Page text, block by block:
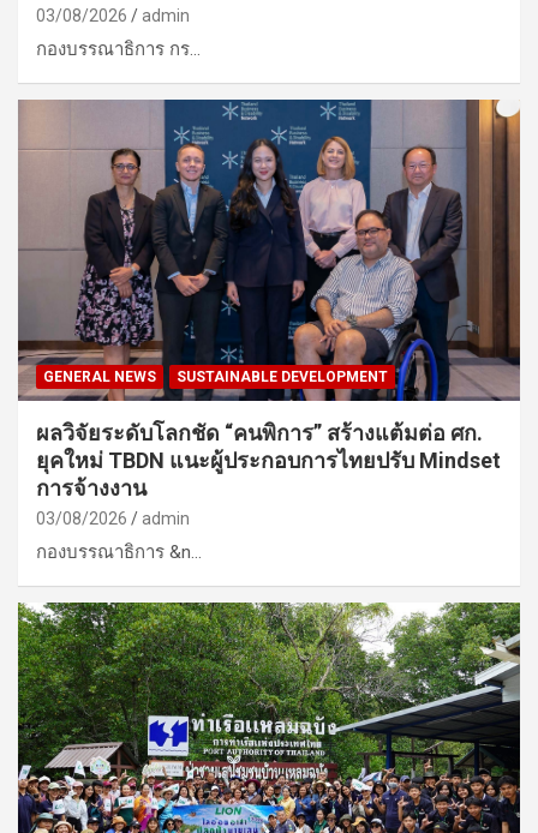
03/08/2026 admin
กองบรรณาธิการ กร…
GENERAL NEWS SUSTAINABLE DEVELOPMENT
ผลวิจัยระดับโลกชัด “คนพิการ” สร้างแต้มต่อ ศก.
ยุคใหม่ TBDN แนะผู้ประกอบการไทยปรับ Mindset
การจ้างงาน
03/08/2026 admin
กองบรรณาธิการ &n…